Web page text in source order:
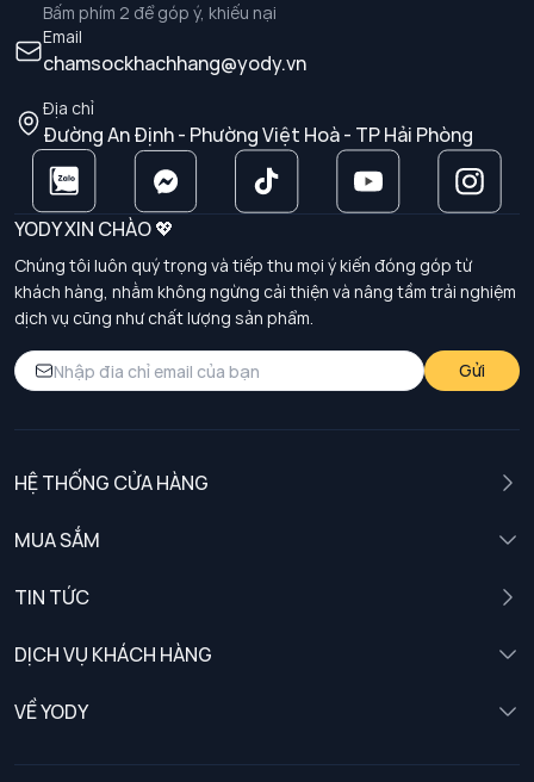
Bấm phím 2 để góp ý, khiếu nại
Email
chamsockhachhang@yody.vn
Địa chỉ
Đường An Định - Phường Việt Hoà - TP Hải Phòng
YODY XIN CHÀO 💖
Chúng tôi luôn quý trọng và tiếp thu mọi ý kiến đóng góp từ
khách hàng, nhằm không ngừng cải thiện và nâng tầm trải nghiệm
dịch vụ cũng như chất lượng sản phẩm.
Gửi
HỆ THỐNG CỬA HÀNG
MUA SẮM
TIN TỨC
DỊCH VỤ KHÁCH HÀNG
Chính sách khách hàng thân thiết
VỀ YODY